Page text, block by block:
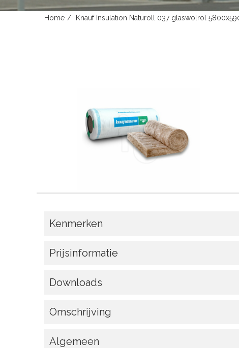
Home Knauf Insulation Naturoll 037 glaswolrol
Kenmerken
Prijsinformatie
Downloads
Omschrijving
Algemeen